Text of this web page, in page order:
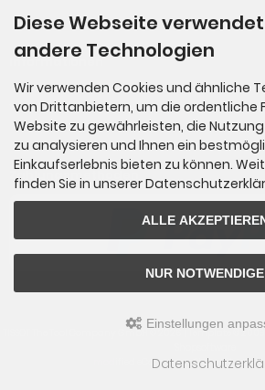
Informationen
Gartenmärkte
Zahlungsmethoden
TISSOT The Tool Company GmbH © 2026 | Template ©
ified eCommerce Shopsoftware ©
Diese Webseite
andere Technologien
Wir verwenden Cookies und ähnliche
von Drittanbietern, um die ordentliche
Website zu gewährleisten, die
zu analysieren und Ihnen ein
Einkaufserlebnis bieten zu können.
finden Sie in unserer
ALLE
NUR NOTWENDIGE
Einstellungen